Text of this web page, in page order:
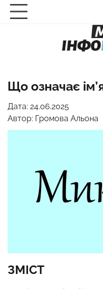
Перейти
Що означає
Дата: 24.06.2025
Автор: Громова Альона
ЗМІСТ